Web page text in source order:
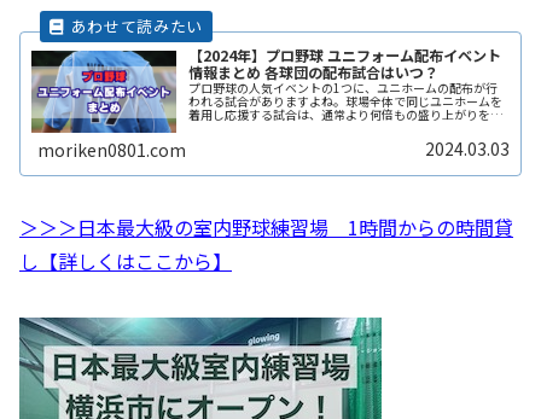
【2024年】プロ野球 ユニフォーム配布イベント
情報まとめ 各球団の配布試合はいつ？
プロ野球の人気イベントの1つに、ユニホームの配布が行
われる試合がありますよね。球場全体で同じユニホームを
着用し応援する試合は、通常より何倍もの盛り上がりを感
moriken0801.com 2024.03.03
＞＞＞日本最大級の室内野球練習場 1時間からの時間貸
し【詳しくはここから】